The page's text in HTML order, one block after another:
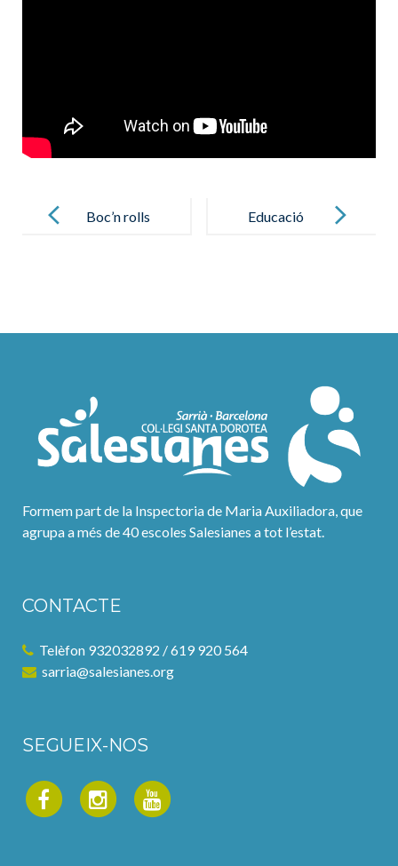
navigation
Boc’n rolls
Educació
Formem part de la Inspectoria de Maria Auxiliadora, que
agrupa a més de 40 escoles Salesianes a tot l’estat.
CONTACTE
Telèfon 932032892 / 619 920 564
sarria@salesianes.org
SEGUEIX-NOS